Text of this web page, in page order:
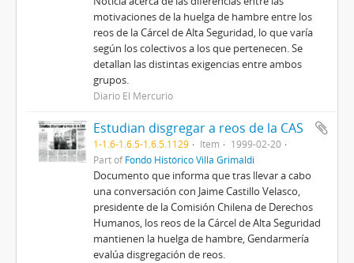
motivaciones de la huelga de hambre entre los
reos de la Cárcel de Alta Seguridad, lo que varía
según los colectivos a los que pertenecen. Se
detallan las distintas exigencias entre ambos
grupos.
Diario El Mercurio
Estudian disgregar a reos de la CAS
1-1.6-1.6.5-1.6.5.1129 Item
1999-02-20
Part ofFondo Histórico Villa Grimaldi
Documento que informa que tras llevar a cabo
una conversación con Jaime Castillo Velasco,
presidente de la Comisión Chilena de Derechos
Humanos, los reos de la Cárcel de Alta Seguridad
mantienen la huelga de hambre, Gendarmería
evalúa disgregación de reos.